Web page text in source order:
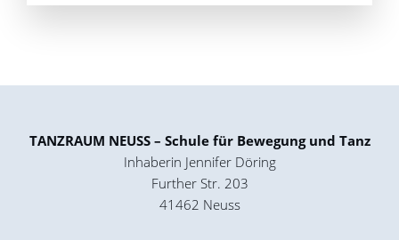
TANZRAUM NEUSS – Schule für Bewegung und Tanz
Inhaberin Jennifer Döring
Further Str. 203
41462 Neuss